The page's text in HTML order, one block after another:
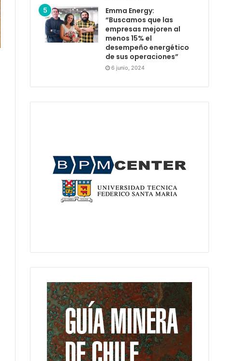
Emma Energy:
“Buscamos que las
empresas mejoren al
menos 15% el
desempeño energético
de sus operaciones”
6 junio, 2024